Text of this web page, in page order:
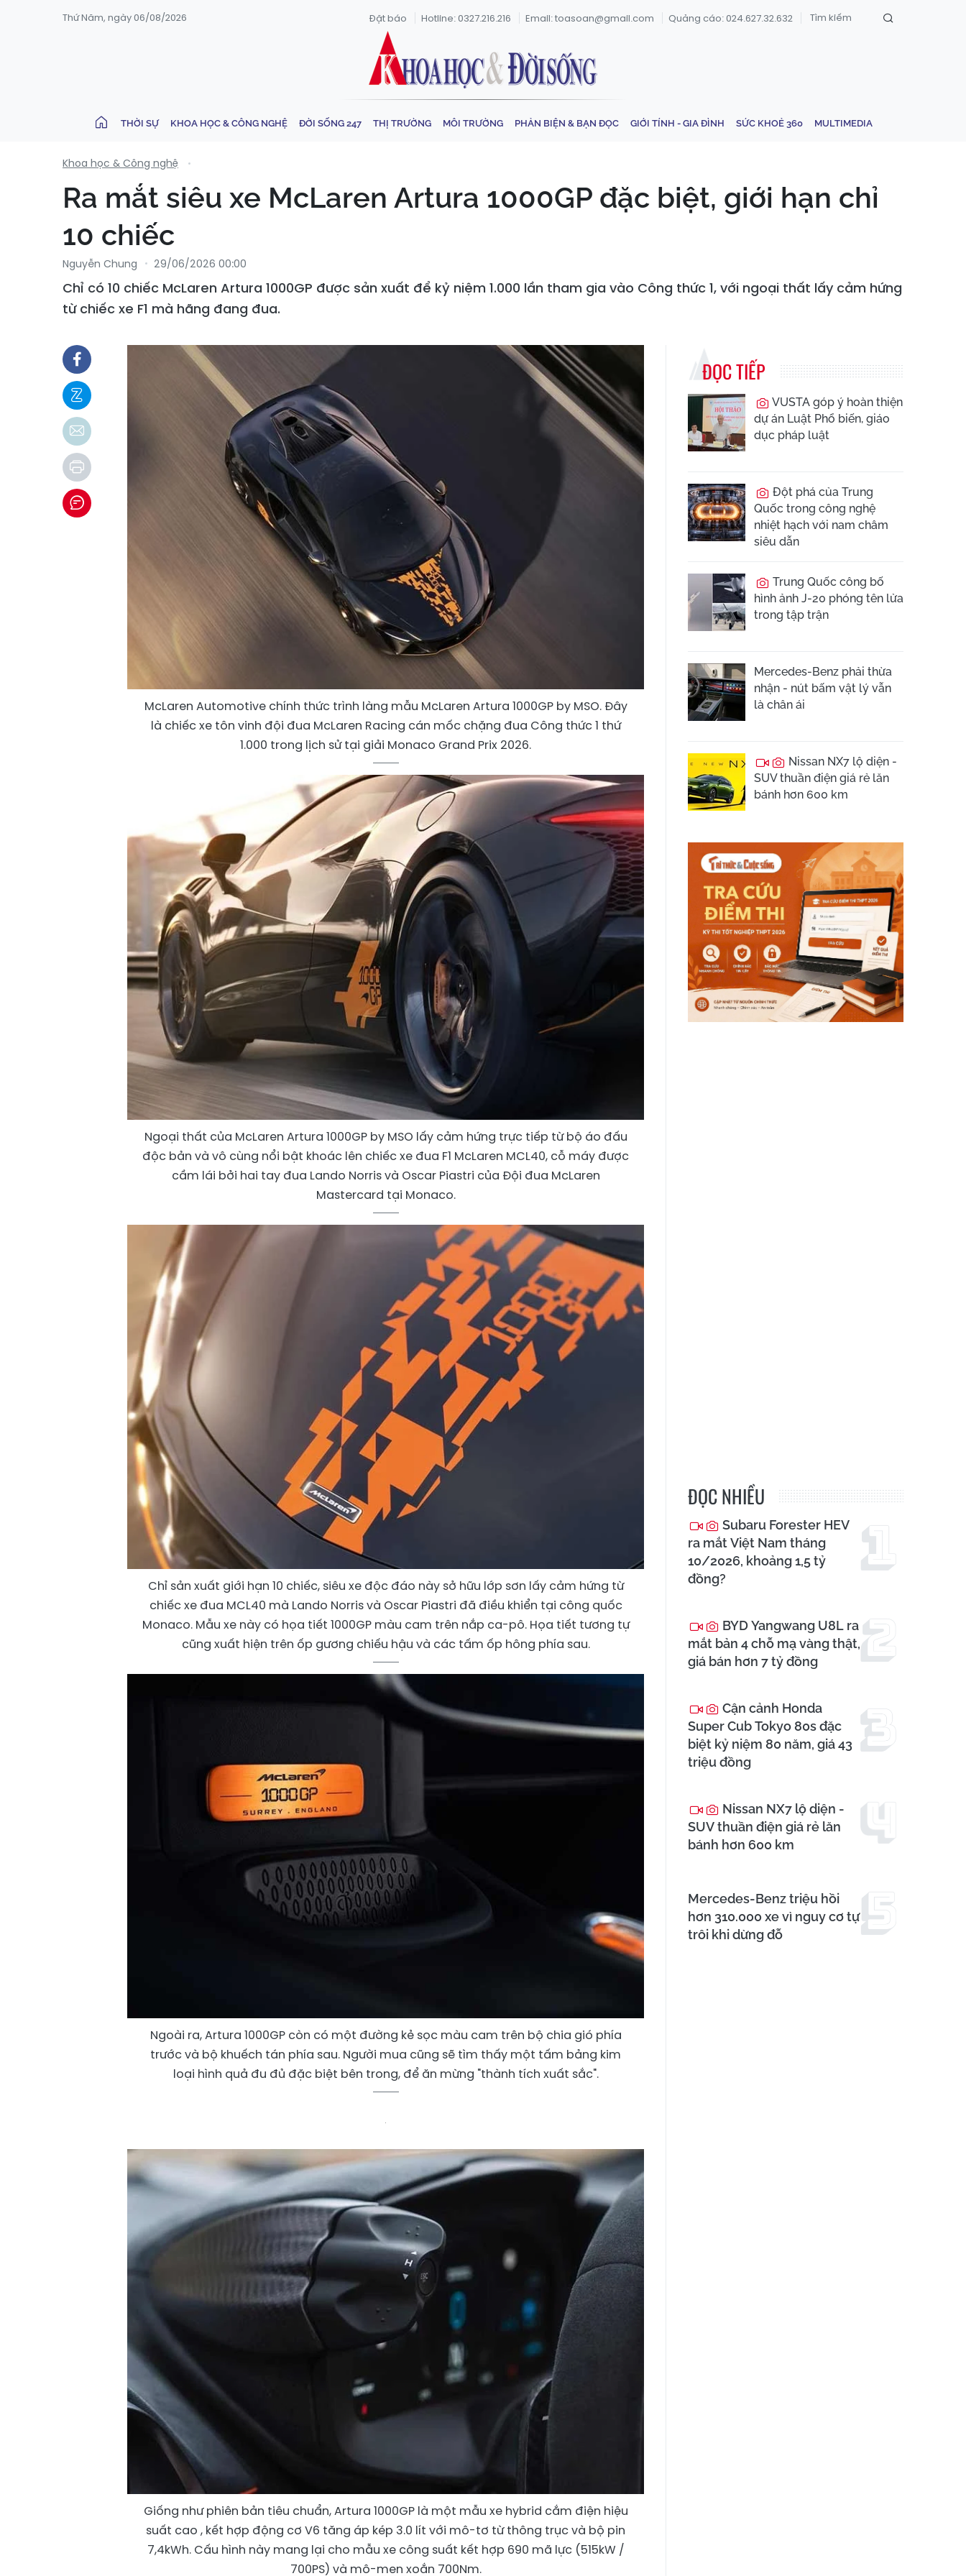
Thứ Năm, ngày 06/08/2026 Đặt báo Hotline: 0327.216.216 Email: toasoan@gmail.com Quảng cáo: 024.627.32.632
THỜI SỰ KHOA HỌC & CÔNG NGHỆ ĐỜI SỐNG 247 THỊ TRƯỜNG MÔI TRƯỜNG PHẢN BIỆN & BẠN ĐỌC GIỚI TÍNH - GIA ĐÌNH SỨC KHOẺ 360 MULTIMEDIA
Khoa học & Công nghệ
Ra mắt siêu xe McLaren Artura 1000GP đặc biệt, giới hạn chỉ
10 chiếc
Nguyễn Chung 29/06/2026 00:00
Chỉ có 10 chiếc McLaren Artura 1000GP được sản xuất để kỷ niệm 1.000 lần tham gia vào Công thức 1, với ngoại thất lấy cảm hứng
từ chiếc xe F1 mà hãng đang đua.
McLaren Automotive chính thức trình làng mẫu McLaren Artura 1000GP by MSO. Đây
là chiếc xe tôn vinh đội đua McLaren Racing cán mốc chặng đua Công thức 1 thứ
1.000 trong lịch sử tại giải Monaco Grand Prix 2026.
Ngoại thất của McLaren Artura 1000GP by MSO lấy cảm hứng trực tiếp từ bộ áo đấu
độc bản và vô cùng nổi bật khoác lên chiếc xe đua F1 McLaren MCL40, cỗ máy được
cầm lái bởi hai tay đua Lando Norris và Oscar Piastri của Đội đua McLaren
Mastercard tại Monaco.
Chỉ sản xuất giới hạn 10 chiếc, siêu xe độc ​​đáo này sở hữu lớp sơn lấy cảm hứng từ
chiếc xe đua MCL40 mà Lando Norris và Oscar Piastri đã điều khiển tại công quốc
Monaco. Mẫu xe này có họa tiết 1000GP màu cam trên nắp ca-pô. Họa tiết tương tự
cũng xuất hiện trên ốp gương chiếu hậu và các tấm ốp hông phía sau.
Ngoài ra, Artura 1000GP còn có một đường kẻ sọc màu cam trên bộ chia gió phía
trước và bộ khuếch tán phía sau. Người mua cũng sẽ tìm thấy một tấm bảng kim
loại hình quả đu đủ đặc biệt bên trong, để ăn mừng "thành tích xuất sắc".
Giống như phiên bản tiêu chuẩn, Artura 1000GP là một mẫu xe hybrid cắm điện hiệu
suất cao , kết hợp động cơ V6 tăng áp kép 3.0 lít với mô-tơ từ thông trục và bộ pin
7,4kWh. Cấu hình này mang lại cho mẫu xe công suất kết hợp 690 mã lực (515kW /
700PS) và mô-men xoắn 700Nm.
ĐỌC TIẾP
VUSTA góp ý hoàn thiện
dự án Luật Phổ biến, giáo
dục pháp luật
Đột phá của Trung
Quốc trong công nghệ
nhiệt hạch với nam châm
siêu dẫn
Trung Quốc công bố
hình ảnh J-20 phóng tên lửa
trong tập trận
Mercedes-Benz phải thừa
nhận - nút bấm vật lý vẫn
là chân ái
Nissan NX7 lộ diện -
SUV thuần điện giá rẻ lăn
bánh hơn 600 km
ĐỌC NHIỀU
Subaru Forester HEV
ra mắt Việt Nam tháng
10/2026, khoảng 1,5 tỷ
đồng?
BYD Yangwang U8L ra
mắt bản 4 chỗ mạ vàng thật,
giá bán hơn 7 tỷ đồng
Cận cảnh Honda
Super Cub Tokyo 80s đặc
biệt kỷ niệm 80 năm, giá 43
triệu đồng
Nissan NX7 lộ diện -
SUV thuần điện giá rẻ lăn
bánh hơn 600 km
Mercedes-Benz triệu hồi
hơn 310.000 xe vì nguy cơ tự
trôi khi dừng đỗ